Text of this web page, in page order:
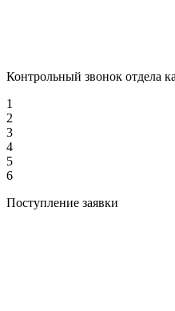
Контрольный звонок отдела
1
2
3
4
5
6
Поступление заявки